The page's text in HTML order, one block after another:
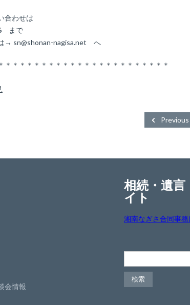
合わせは
まで
→ sn@shonan-nagisa.net へ
＊＊＊＊＊＊＊＊＊＊＊＊＊＊＊＊＊＊＊＊＊＊＊
会情報
相続・遺言
イト
湘南なぎさ合同事務
検索: